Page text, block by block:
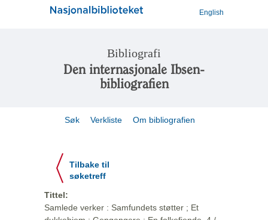
English
Bibliografi
Den internasjonale Ibsen-
bibliografien
Søk Verkliste Om bibliografien
Tilbake til
søketreff
Tittel:
Samlede verker : Samfundets støtter ; Et